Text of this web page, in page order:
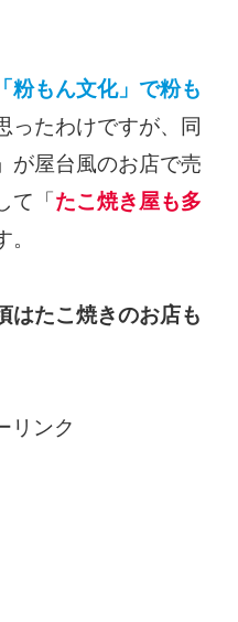
粉もん文化」で粉も
ったわけですが、同
」が屋台風のお店で売
て「 たこ焼き屋も多
はたこ焼きのお店も
リンク